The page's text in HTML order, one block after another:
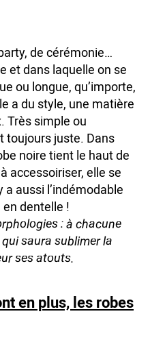
de cérémonie…
et dans laquelle on se
ou longue, qu’importe,
a du style, une matière
Très simple ou
toujours juste. Dans
noire tient le haut de
accessoiriser, elle se
aussi l’indémodable
dentelle !
: à chacune
saura sublimer la
ses atouts.
en plus, les robes